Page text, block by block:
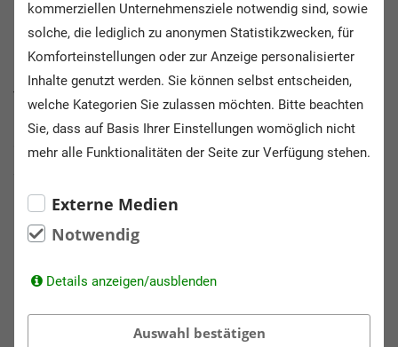
Orientierungsplan
Bildung und Erziehung zwischen dem
Niedersächsischen Kultusministerium und den
Trägerverbänden abgestimmt und den aktuellen
Erfordernissen und Bedürfnissen angepasst. Der
Orientierungsplan zielt auf die Gruppe der drei- bis
Für Kinder unter drei Jahren wurde er
Handlungsempfehlungen
Begleitfilm erstellt.
kommerziellen Unternehmensziele notwendig sind, sowie
solche, die lediglich zu anonymen Statistikzwecken, für
Komforteinstellungen oder zur Anzeige personalisierter
Inhalte genutzt werden. Sie können selbst entscheiden,
welche Kategorien Sie zulassen möchten. Bitte beachten
Sie, dass auf Basis Ihrer Einstellungen womöglich nicht
mehr alle Funktionalitäten der Seite zur Verfügung stehen.
Externe Medien
Notwendig
Details anzeigen/ausblenden
Auswahl bestätigen